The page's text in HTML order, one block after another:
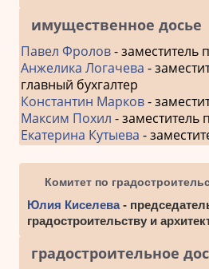
имущественное досье
Павел Фролов- заместитель
Анжелика Логачева -
главный бухгалтер
Константин Марков-
Максим Похил - заместитель
Екатерина Кутыева -
Комитет по
Юлия Киселева-
градостроительству и
градостроительное